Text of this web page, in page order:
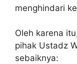
menghindari
Oleh karena
pihak Ustadz
sebaiknya: